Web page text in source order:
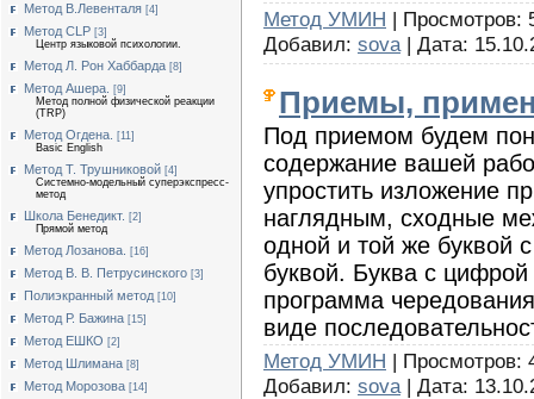
Метод В.Левенталя [4]
Метод CLP [3]
Центр языковой психологии.
Метод Л. Рон Хаббарда [8]
Метод Ашера.
[9]
Метод полной физической реакции
(TRP)
Метод Огдена.
[11]
Basic English
Метод Т. Трушниковой [4]
Системно-модельный суперэкспресс-
метод
Школа Бенедикт. [2]
Прямой метод
Метод Лозанова. [16]
Метод В. В. Петрусинского [3]
Полиэкранный метод [10]
Метод Р. Бажина [15]
Метод ЕШКО [2]
Метод Шлимана [8]
Метод Морозова [14]
Метод УМИН | Просмотров:
Добавил: sova | Дата:
Приемы,
Под приемом будем
содержание вашей
упростить изложение
наглядным, сходные
одной и той же буквой
буквой. Буква с
программа
виде
Метод УМИН | Просмотров:
Добавил: sova | Дата: